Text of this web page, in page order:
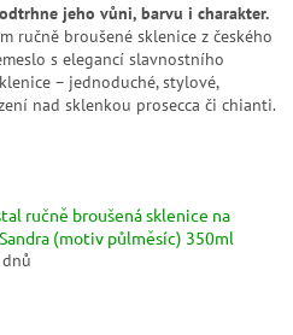
jeho vůni, barvu i charakter.
ručně broušené sklenice z českého
s elegancí slavnostního
– jednoduché, stylové,
nad sklenkou prosecca či chianti.
ručně broušená sklenice na
(motiv půlměsíc) 350ml